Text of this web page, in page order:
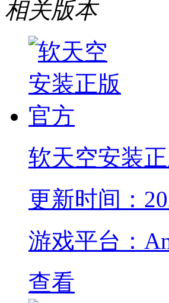
相关版本
软天空安装
更新时间：
游戏平台：
查看